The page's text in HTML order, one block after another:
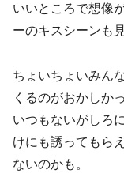
いいところで想像
ーのキスシーンも
ちょいちょいみん
くるのがおかしか
いつもないがしろ
けにも誘ってもら
ないのかも。